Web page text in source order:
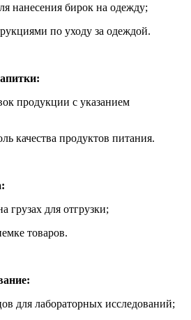
нанесения бирок на одежду;
по уходу за одеждой.
продукции с указанием
качества продуктов питания.
грузах для отгрузки;
товаров.
для лабораторных исследований;